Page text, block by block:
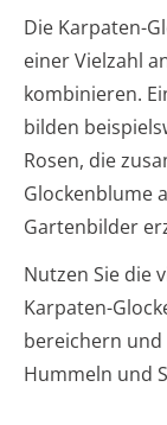
Die Karpaten-
einer Vielzahl
kombinieren.
bilden
Rosen, die
Glockenblume
Gartenbilder
Nutzen Sie die
Karpaten-
bereichern
Hummeln und